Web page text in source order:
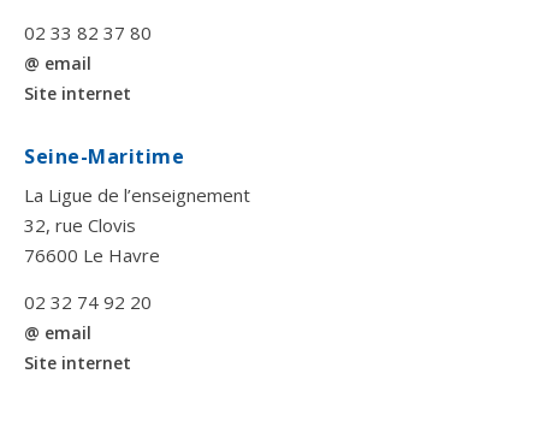
02 33 82 37 80
@ email
Site internet
Seine-Maritime
La Ligue de l’enseignement
32, rue Clovis
76600 Le Havre
02 32 74 92 20
@ email
Site internet